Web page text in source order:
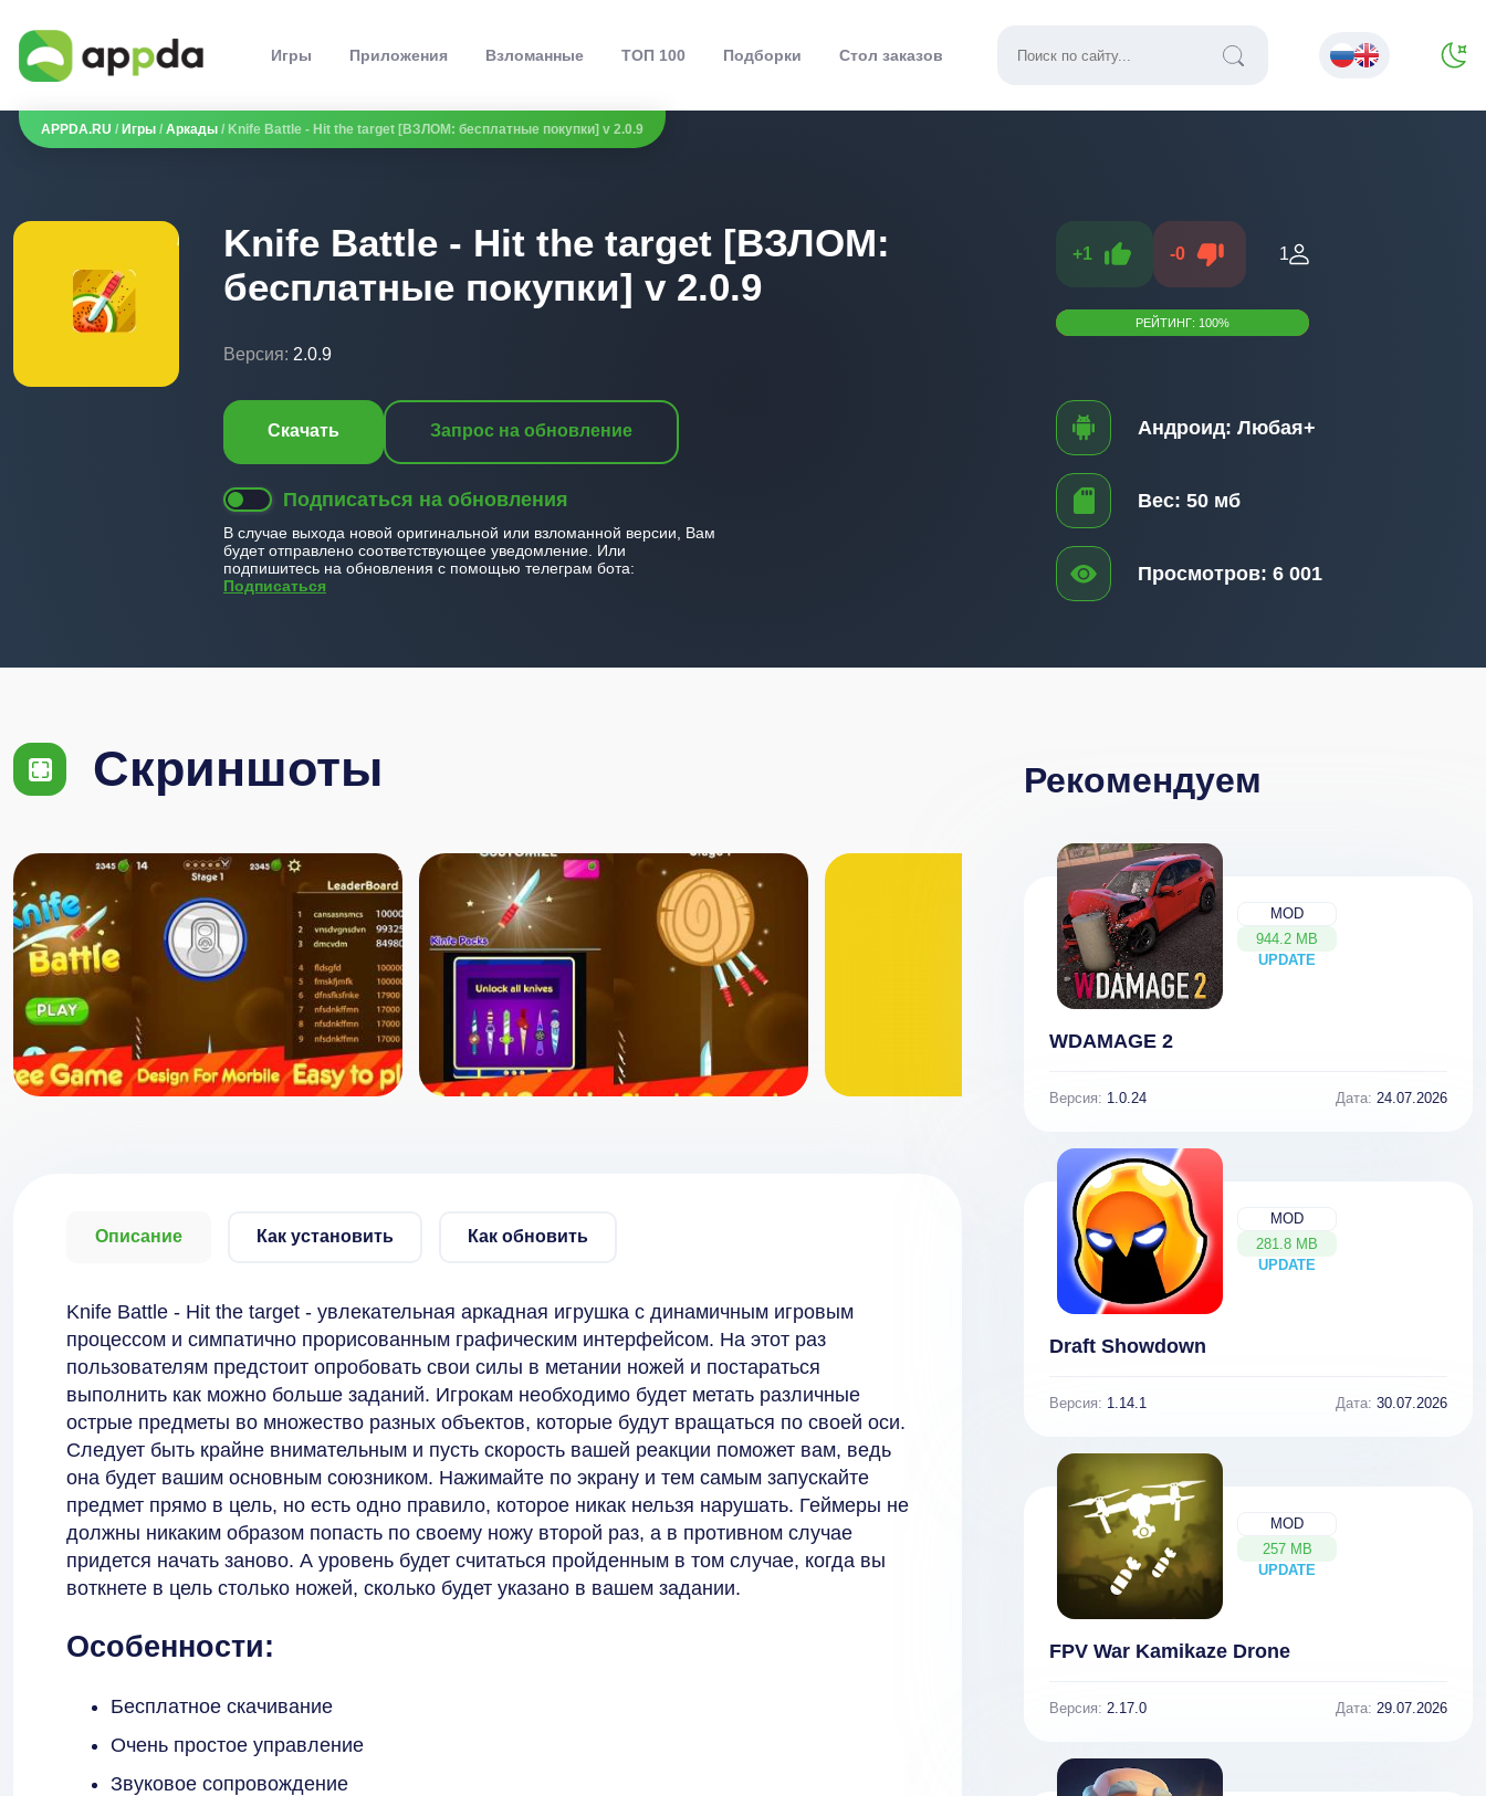
Игры Приложения Взломанные ТОП 100 Подборки Стол заказов
APPDA.RU / Игры / Аркады / Knife Battle - Hit the target [ВЗЛОМ: бесплатные покупки] v 2.0.9
Knife Battle - Hit the target [ВЗЛОМ:
бесплатные покупки] v 2.0.9
Версия: 2.0.9
Скачать Запрос на обновление
Подписаться на обновления
В случае выхода новой оригинальной или взломанной версии, Вам
будет отправлено соответствующее уведомление. Или
подпишитесь на обновления с помощью телеграм бота:
Подписаться
+1 -0 1
РЕЙТИНГ: 100%
Андроид: Любая+
Вес: 50 мб
Просмотров: 6 001
Скриншоты
Описание Как установить Как обновить
Knife Battle - Hit the target - увлекательная аркадная игрушка с динамичным игровым
процессом и симпатично прорисованным графическим интерфейсом. На этот раз
пользователям предстоит опробовать свои силы в метании ножей и постараться
выполнить как можно больше заданий. Игрокам необходимо будет метать различные
острые предметы во множество разных объектов, которые будут вращаться по своей оси.
Следует быть крайне внимательным и пусть скорость вашей реакции поможет вам, ведь
она будет вашим основным союзником. Нажимайте по экрану и тем самым запускайте
предмет прямо в цель, но есть одно правило, которое никак нельзя нарушать. Геймеры не
должны никаким образом попасть по своему ножу второй раз, а в противном случае
придется начать заново. А уровень будет считаться пройденным в том случае, когда вы
воткнете в цель столько ножей, сколько будет указано в вашем задании.
Особенности:
Бесплатное скачивание
Очень простое управление
Звуковое сопровождение
Рекомендуем
MOD
944.2 MB
UPDATE
NEW
WDAMAGE 2
Версия: 1.0.24 Дата: 24.07.2026
MOD
281.8 MB
UPDATE
NEW
Draft Showdown
Версия: 1.14.1 Дата: 30.07.2026
MOD
257 MB
UPDATE
NEW
FPV War Kamikaze Drone
Версия: 2.17.0 Дата: 29.07.2026